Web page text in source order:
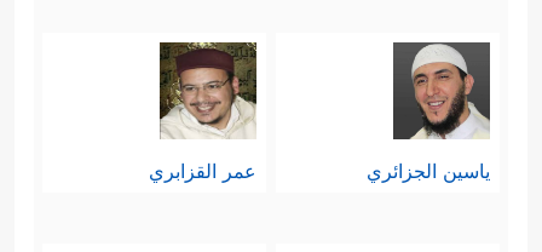
ياسين الجزائري عمر القزابري